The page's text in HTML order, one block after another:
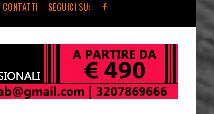
CONTATTI SEGUICI SU: